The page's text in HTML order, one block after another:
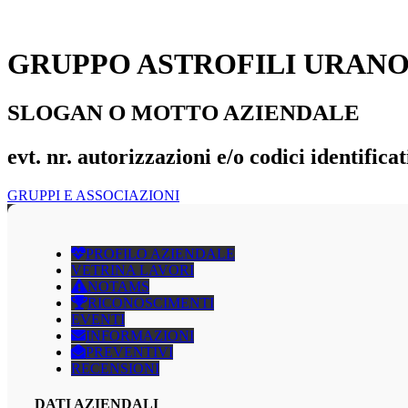
GRUPPO ASTROFILI URANO
SLOGAN O MOTTO AZIENDALE
evt. nr. autorizzazioni e/o codici
GRUPPI E ASSOCIAZIONI
PROFILO AZIENDALE
VETRINA LAVORI
NOTAMS
RICONOSCIMENTI
EVENTI
INFORMAZIONI
PREVENTIVI
RECENSIONI
DATI AZIENDALI